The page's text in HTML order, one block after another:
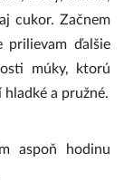
cukor. Začnem
prilievam ďalšie
múky, ktorú
a pružné.
aspoň hodinu